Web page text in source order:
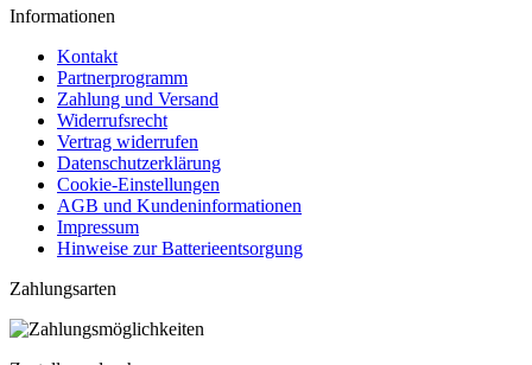
Informationen
Kontakt
Partnerprogramm
Zahlung und Versand
Widerrufsrecht
Vertrag widerrufen
Datenschutzerklärung
Cookie-Einstellungen
AGB und Kundeninformationen
Impressum
Hinweise zur Batterieentsorgung
Zahlungsarten